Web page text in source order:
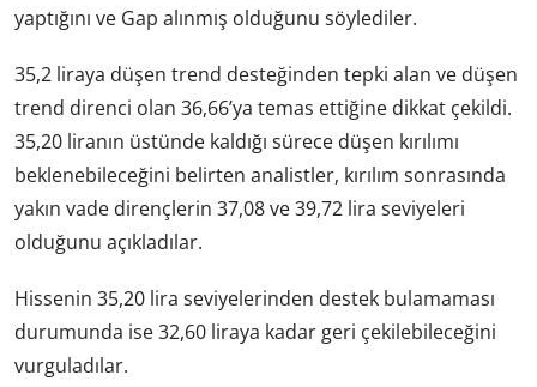
yaptığını ve Gap alınmış olduğunu söylediler.
35,2 liraya düşen trend desteğinden tepki alan ve düşen
trend direnci olan 36,66’ya temas ettiğine dikkat çekildi.
35,20 liranın üstünde kaldığı sürece düşen kırılımı
beklenebileceğini belirten analistler, kırılım sonrasında
yakın vade dirençlerin 37,08 ve 39,72 lira seviyeleri
olduğunu açıkladılar.
Hissenin 35,20 lira seviyelerinden destek bulamaması
durumunda ise 32,60 liraya kadar geri çekilebileceğini
vurguladılar.